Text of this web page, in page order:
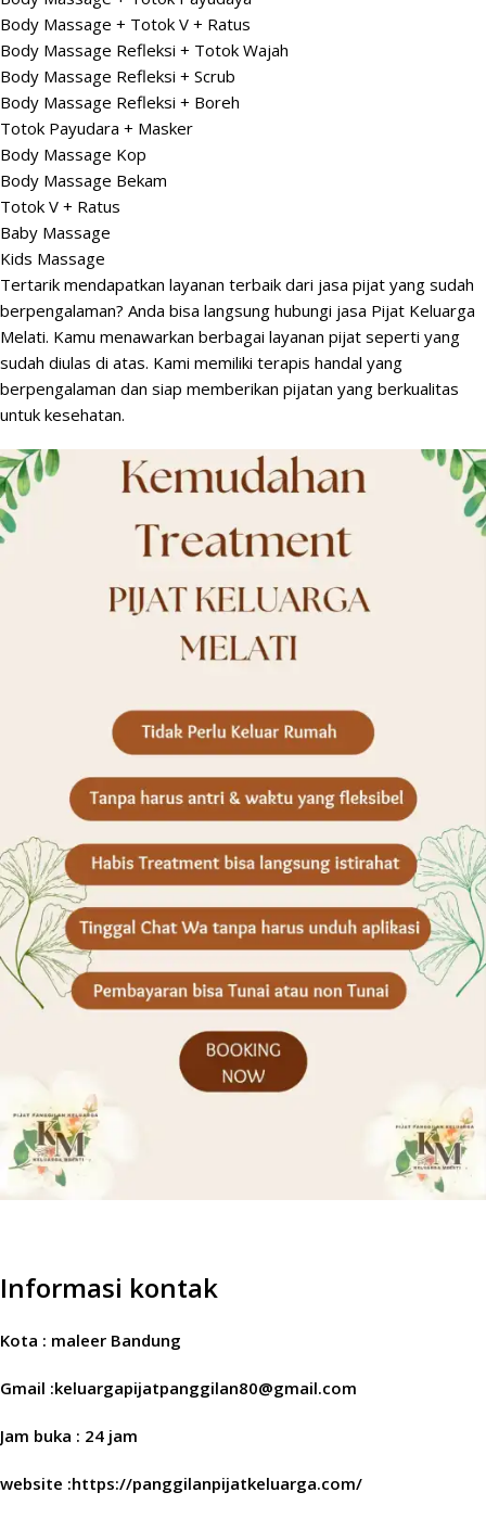
Body Massage + Totok V + Ratus
Body Massage Refleksi + Totok Wajah
Body Massage Refleksi + Scrub
Body Massage Refleksi + Boreh
Totok Payudara + Masker
Body Massage Kop
Body Massage Bekam
Totok V + Ratus
Baby Massage
Kids Massage
Tertarik mendapatkan layanan terbaik dari jasa pijat yang sudah
berpengalaman? Anda bisa langsung hubungi jasa Pijat Keluarga
Melati. Kamu menawarkan berbagai layanan pijat seperti yang
sudah diulas di atas. Kami memiliki terapis handal yang
berpengalaman dan siap memberikan pijatan yang berkualitas
untuk kesehatan.
Informasi kontak
Kota : maleer Bandung
Gmail :keluargapijatpanggilan80@gmail.com
Jam buka : 24 jam
website :https://panggilanpijatkeluarga.com/